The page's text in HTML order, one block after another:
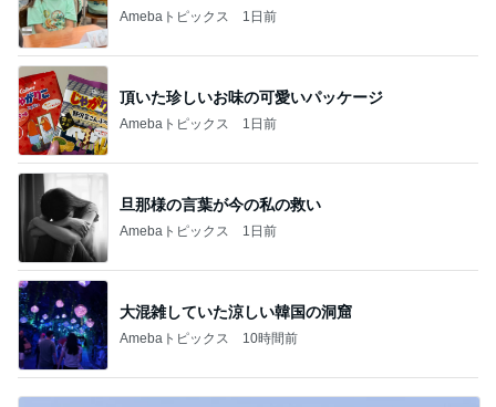
Amebaトピックス 1日前
頂いた珍しいお味の可愛いパッケージ
Amebaトピックス 1日前
旦那様の言葉が今の私の救い
Amebaトピックス 1日前
大混雑していた涼しい韓国の洞窟
Amebaトピックス 10時間前